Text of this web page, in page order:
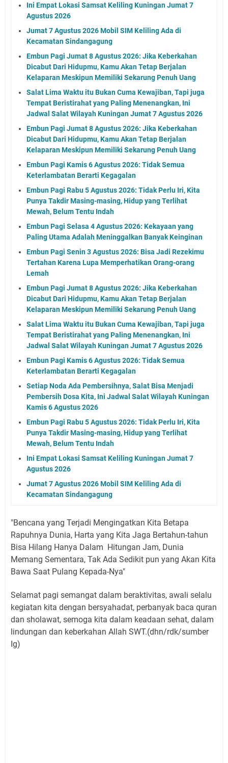
Ini Empat Lokasi Samsat Keliling Kuningan Jumat 7
Agustus 2026
Jumat 7 Agustus 2026 Mobil SIM Keliling Ada di
Kecamatan Sindangagung
Embun Pagi Jumat 8 Agustus 2026: Jika Keberkahan
Dicabut Dari Hidupmu, Kamu Akan Tetap Berjalan
Kelaparan Meskipun Memiliki Sekarung Penuh Uang
Salat Lima Waktu itu Bukan Cuma Kewajiban, Tapi juga
Tempat Beristirahat yang Paling Menenangkan, Ini
Jadwal Salat Wilayah Kuningan Jumat 7 Agustus 2026
Embun Pagi Jumat 8 Agustus 2026: Jika Keberkahan
Dicabut Dari Hidupmu, Kamu Akan Tetap Berjalan
Kelaparan Meskipun Memiliki Sekarung Penuh Uang
Embun Pagi Kamis 6 Agustus 2026: Tidak Semua
Keterlambatan Berarti Kegagalan
Embun Pagi Rabu 5 Agustus 2026: Tidak Perlu Iri, Kita
Punya Takdir Masing-masing, Hidup yang Terlihat
Mewah, Belum Tentu Indah
Embun Pagi Selasa 4 Agustus 2026: Kekayaan yang
Paling Utama Adalah Meninggalkan Banyak Keinginan
Embun Pagi Senin 3 Agustus 2026: Bisa Jadi Rezekimu
Tertahan Karena Lupa Memperhatikan Orang-orang
Lemah
Embun Pagi Jumat 8 Agustus 2026: Jika Keberkahan
Dicabut Dari Hidupmu, Kamu Akan Tetap Berjalan
Kelaparan Meskipun Memiliki Sekarung Penuh Uang
Salat Lima Waktu itu Bukan Cuma Kewajiban, Tapi juga
Tempat Beristirahat yang Paling Menenangkan, Ini
Jadwal Salat Wilayah Kuningan Jumat 7 Agustus 2026
Embun Pagi Kamis 6 Agustus 2026: Tidak Semua
Keterlambatan Berarti Kegagalan
Setiap Noda Ada Pembersihnya, Salat Bisa Menjadi
Pembersih Dosa Kita, Ini Jadwal Salat Wilayah Kuningan
Kamis 6 Agustus 2026
Embun Pagi Rabu 5 Agustus 2026: Tidak Perlu Iri, Kita
Punya Takdir Masing-masing, Hidup yang Terlihat
Mewah, Belum Tentu Indah
Ini Empat Lokasi Samsat Keliling Kuningan Jumat 7
Agustus 2026
Jumat 7 Agustus 2026 Mobil SIM Keliling Ada di
Kecamatan Sindangagung
"Bencana yang Terjadi Mengingatkan Kita Betapa
Rapuhnya Dunia, Harta yang Kita Jaga Bertahun-tahun
Bisa Hilang Hanya Dalam Hitungan Jam, Dunia
Memang Sementara, Tak Ada Sedikit pun yang Akan Kita
Bawa Saat Pulang Kepada-Nya"
Selamat pagi semangat dalam beraktivitas, awali selalu
kegiatan kita dengan bersyahadat, perbanyak baca quran
dan sholawat, semoga kita dalam keadaan sehat, dalam
lindungan dan keberkahan Allah SWT.(dhn/rdk/sumber
Ig)